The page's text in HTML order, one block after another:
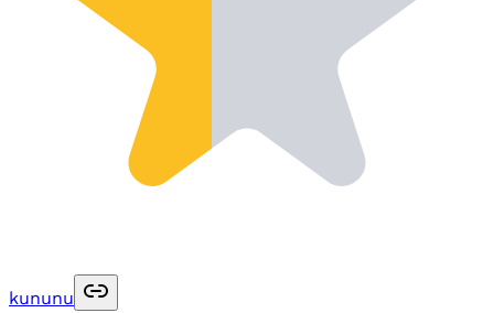
kununu